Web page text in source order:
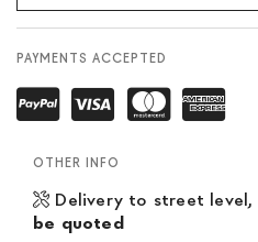
PAYMENTS ACCEPTED
OTHER INFO
Delivery to street level,
be quoted